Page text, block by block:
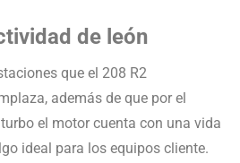
de león
que el 208 R2
además de que por el
el motor cuenta con una vida
ideal para los equipos cliente.